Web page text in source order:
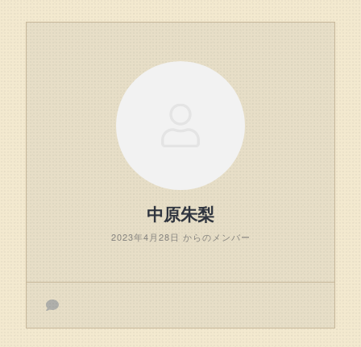
中原朱梨
2023年4月28日 からのメンバー